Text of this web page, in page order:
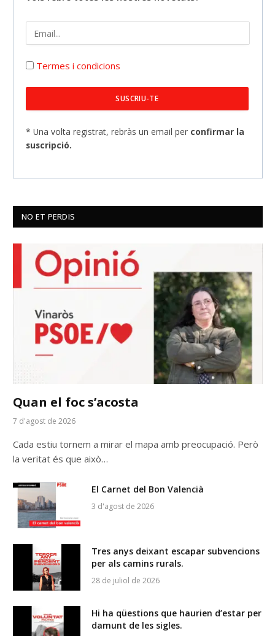
Termes i condicions
* Una volta registrat, rebràs un email per confirmar la
suscripció.
NO ET PERDIS
Quan el foc s’acosta
7 d'agost de 2026
Cada estiu tornem a mirar el mapa amb preocupació. Però
la veritat és que això…
El Carnet del Bon Valencià
3 d'agost de 2026
Tres anys deixant escapar subvencions
per als camins rurals.
28 de juliol de 2026
Hi ha qüestions que haurien d’estar per
damunt de les sigles.